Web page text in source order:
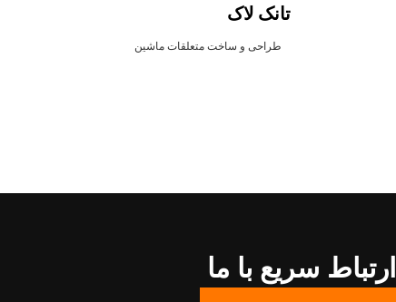
تانک لاک
طراحی و ساخت متعلقات ماشین
ارتباط سریع با ما